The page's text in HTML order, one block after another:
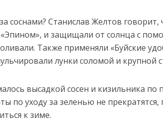
соснами? Станислав Желтов
«Эпином», и защищали от солнца с
Также применяли «Буйские
лунки соломой и крупной
высадкой сосен и кизильника по
по уходу за зеленью не
к зиме.